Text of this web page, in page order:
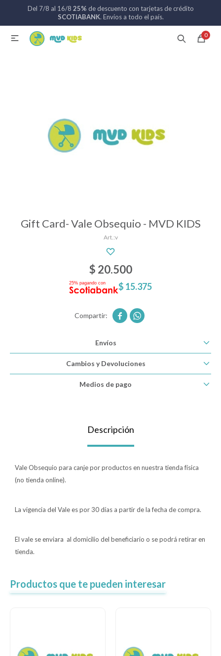
Del 7/8 al 16/8 25% de descuento con tarjetas de crédito
SCOTIABANK. Envíos a todo el país.
0

Gift Card- Vale Obsequio - MVD KIDS
v
$ 20.500
$ 15.375
 
Envíos
Cambios y Devoluciones
Medios de pago
Descripción
Vale Obsequio para canje por productos en nuestra tienda física
(no tienda online).
La vigencia del Vale es por 30 días a partir de la fecha de compra.
El vale se enviara al domicilio del beneficiario o se podrá retirar en
tienda.
Productos que te pueden interesar
MI CUENTA
Catálogo Nuevos ingresos
Alimentación
Paseo y seguridad
Estimulación primera infancia
Bolsos y mochilas maternales
Sale
Local MVD Kids